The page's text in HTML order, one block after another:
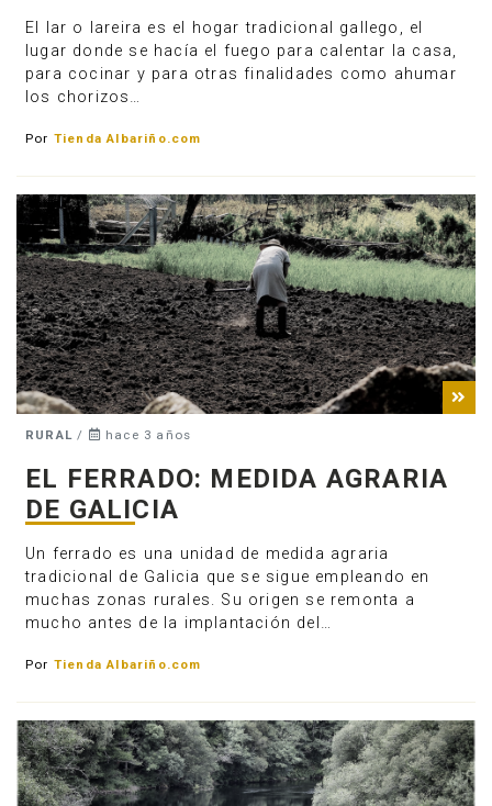
Anúnciate
El lar o lareira es el hogar tradicional gallego, el
lugar donde se hacía el fuego para calentar la casa,
para cocinar y para otras finalidades como ahumar
los chorizos…
Por Tienda Albariño.com
RURAL / hace 3 años
EL FERRADO: MEDIDA AGRARIA
DE GALICIA
Un ferrado es una unidad de medida agraria
tradicional de Galicia que se sigue empleando en
muchas zonas rurales. Su origen se remonta a
mucho antes de la implantación del…
Por Tienda Albariño.com